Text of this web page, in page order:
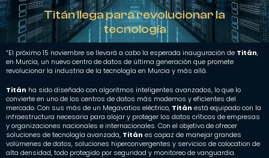
Titán llega para revolucionar la
tecnología
“El próximo 15 noviembre se llevará a cabo la esperada inauguración de Titán,
en Murcia, un nuevo centro de datos de última generación que promete
revolucionar la industria de la tecnología en Murcia y más allá.
Titán ha sido diseñado con algoritmos inteligentes avanzados, lo que lo
convierte en uno de los centros de datos más modernos y eficientes del
mercado. Con sus más de un Megavatios eléctrico, Titán está equipado con la
infraestructura necesaria para alojar y proteger los datos críticos de empresas
y organizaciones nacionales e internacionales. Con el objetivo de ofrecer
soluciones de tecnología avanzada, Titán es capaz de manejar grandes
volúmenes de datos, soluciones hiperconvergentes y servicios de colocation de
alta densidad, todo protegido por seguridad y monitoreo de vanguardia.